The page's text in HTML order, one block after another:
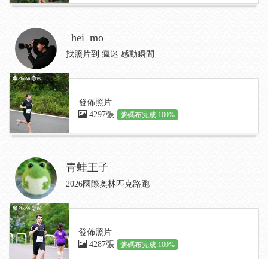
_hei_mo_
找照片到 瘋迷 感動瞬間
發佈照片
4297張
號碼布完成:100%
青蛙王子
2026國際奧林匹克路跑
發佈照片
4287張
號碼布完成:100%